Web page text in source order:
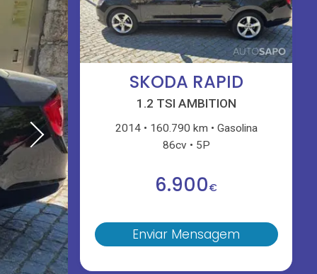
SKODA RAPID
1.2 TSI AMBITION
2014 160.790 km
Gasolina
86cv
5P
6.900€
Enviar Mensagem